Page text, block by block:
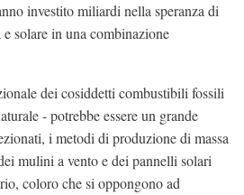
investito miliardi nella speranza di
solare in una combinazione
dei cosiddetti combustibili fossili
- potrebbe essere un grande
i metodi di produzione di massa
mulini a vento e dei pannelli solari
coloro che si oppongono ad